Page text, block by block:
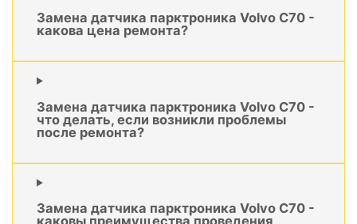
Замена датчика парктроника Volvo C70 -
какова цена ремонта?
Замена датчика парктроника Volvo C70 -
что делать, если возникли проблемы
после ремонта?
Замена датчика парктроника Volvo C70 -